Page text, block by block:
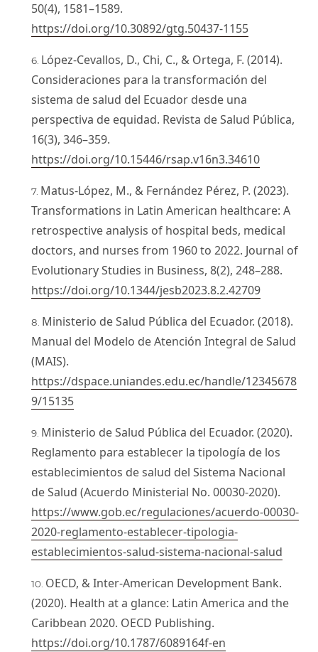
50(4), 1581–1589.
https://doi.org/10.30892/gtg.50437-1155
López-Cevallos, D., Chi, C., & Ortega, F. (2014).
Consideraciones para la transformación del
sistema de salud del Ecuador desde una
perspectiva de equidad. Revista de Salud Pública,
16(3), 346–359.
https://doi.org/10.15446/rsap.v16n3.34610
Matus-López, M., & Fernández Pérez, P. (2023).
Transformations in Latin American healthcare: A
retrospective analysis of hospital beds, medical
doctors, and nurses from 1960 to 2022. Journal of
Evolutionary Studies in Business, 8(2), 248–288.
https://doi.org/10.1344/jesb2023.8.2.42709
Ministerio de Salud Pública del Ecuador. (2018).
Manual del Modelo de Atención Integral de Salud
(MAIS).
https://dspace.uniandes.edu.ec/handle/12345678
9/15135
Ministerio de Salud Pública del Ecuador. (2020).
Reglamento para establecer la tipología de los
establecimientos de salud del Sistema Nacional
de Salud (Acuerdo Ministerial No. 00030-2020).
https://www.gob.ec/regulaciones/acuerdo-00030-
2020-reglamento-establecer-tipologia-
establecimientos-salud-sistema-nacional-salud
OECD, & Inter-American Development Bank.
(2020). Health at a glance: Latin America and the
Caribbean 2020. OECD Publishing.
https://doi.org/10.1787/6089164f-en